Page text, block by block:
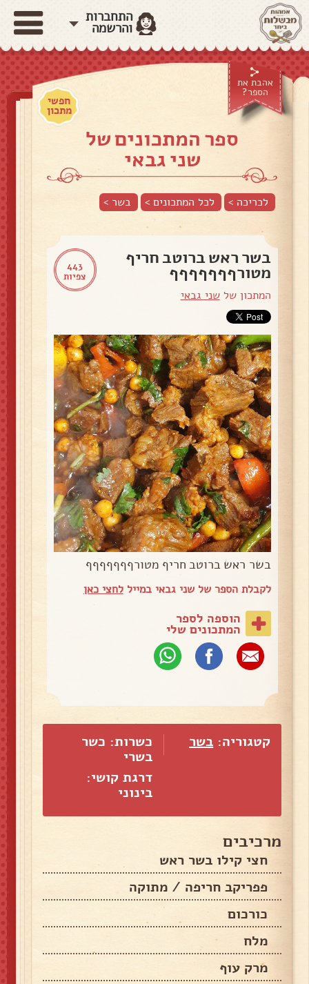
התחברות
והרשמה
אהבת את
הספר?
חפשי
מתכון
ספר המתכונים של
שני גבאי
לכריכה > לכל המתכונים > בשר >
443
צפיות
בשר ראש ברוטב חריף
מטורףףףףףףף
המתכון שלשני גבאי
בשר ראש ברוטב חריף מטורףףףףףףף
לקבלת הספר של שני גבאי במייללחצי כאן
הוספה לספר
המתכונים שלי
קטגוריה: בשר
כשרות: כשר
בשרי
דרגת קושי:
בינוני
מרכיבים
חצי קילו בשר ראש
פפריקב חריפה / מתוקה
כורכום
מלח
מרק עוף